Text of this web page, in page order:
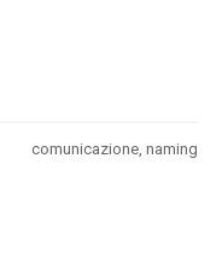
comunicazione, naming